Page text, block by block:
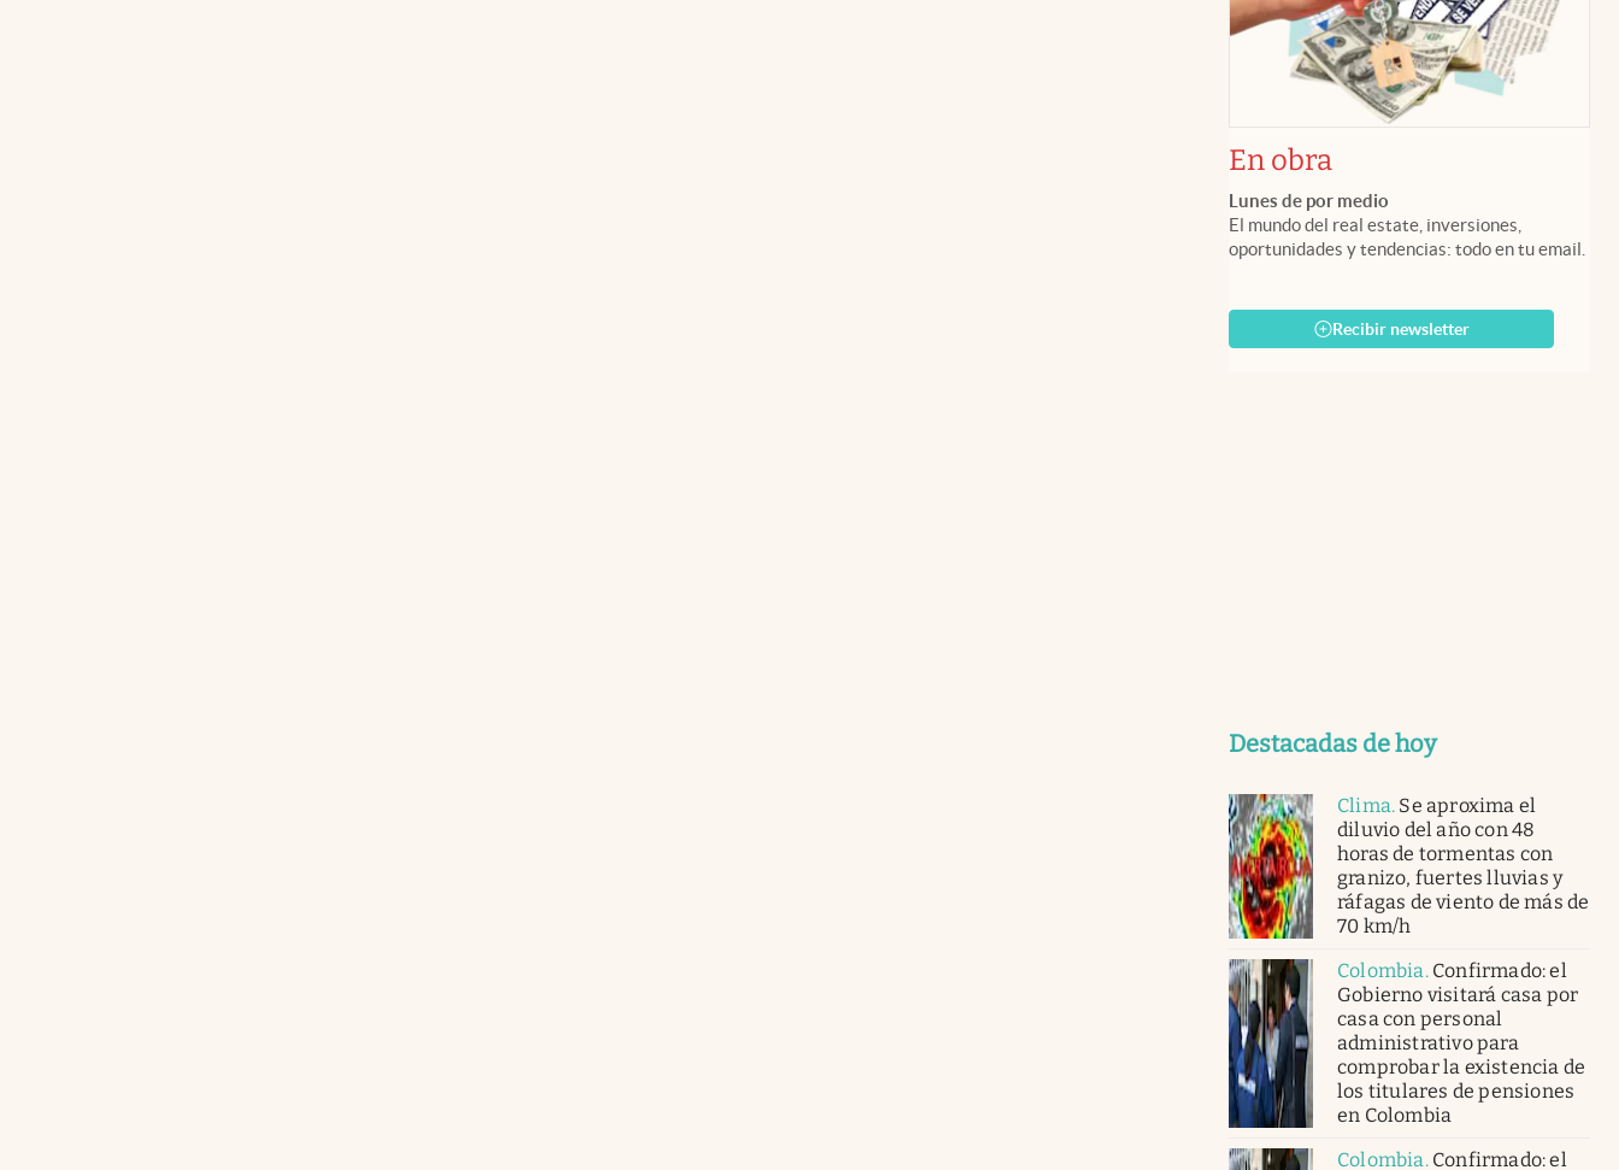
En obra
Lunes de por medio
El mundo del real estate, inversiones,
oportunidades y tendencias: todo en tu email.
Recibir newsletter
Destacadas de hoy
Clima. Se aproxima el
diluvio del año con 48
horas de tormentas con
granizo, fuertes lluvias y
ráfagas de viento de más de
70 km/h
Colombia. Confirmado: el
Gobierno visitará casa por
casa con personal
administrativo para
comprobar la existencia de
los titulares de pensiones
en Colombia
Colombia. Confirmado: el